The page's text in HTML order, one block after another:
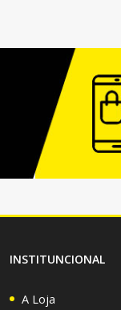
INSTITUNCIONAL
A Loja